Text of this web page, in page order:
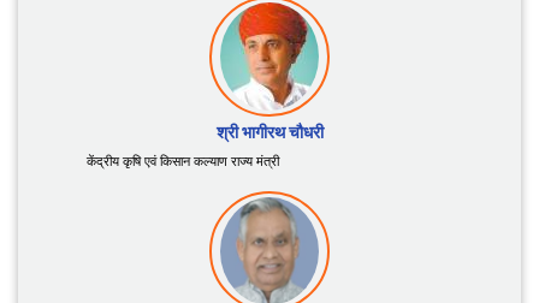
श्री शिवराज सिंह चौहान
केंद्रीय कृषि एवं किसान कल्याण तथा ग्रामीण विकास मंत्री